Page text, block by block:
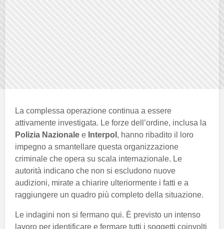
La complessa operazione continua a essere
attivamente investigata. Le forze dell’ordine, inclusa la
Polizia Nazionale e Interpol , hanno ribadito il loro
impegno a smantellare questa organizzazione
criminale che opera su scala internazionale. Le
autorità indicano che non si escludono nuove
audizioni, mirate a chiarire ulteriormente i fatti e a
raggiungere un quadro più completo della situazione.
Le indagini non si fermano qui. È previsto un intenso
lavoro per identificare e fermare tutti i soggetti coinvolti